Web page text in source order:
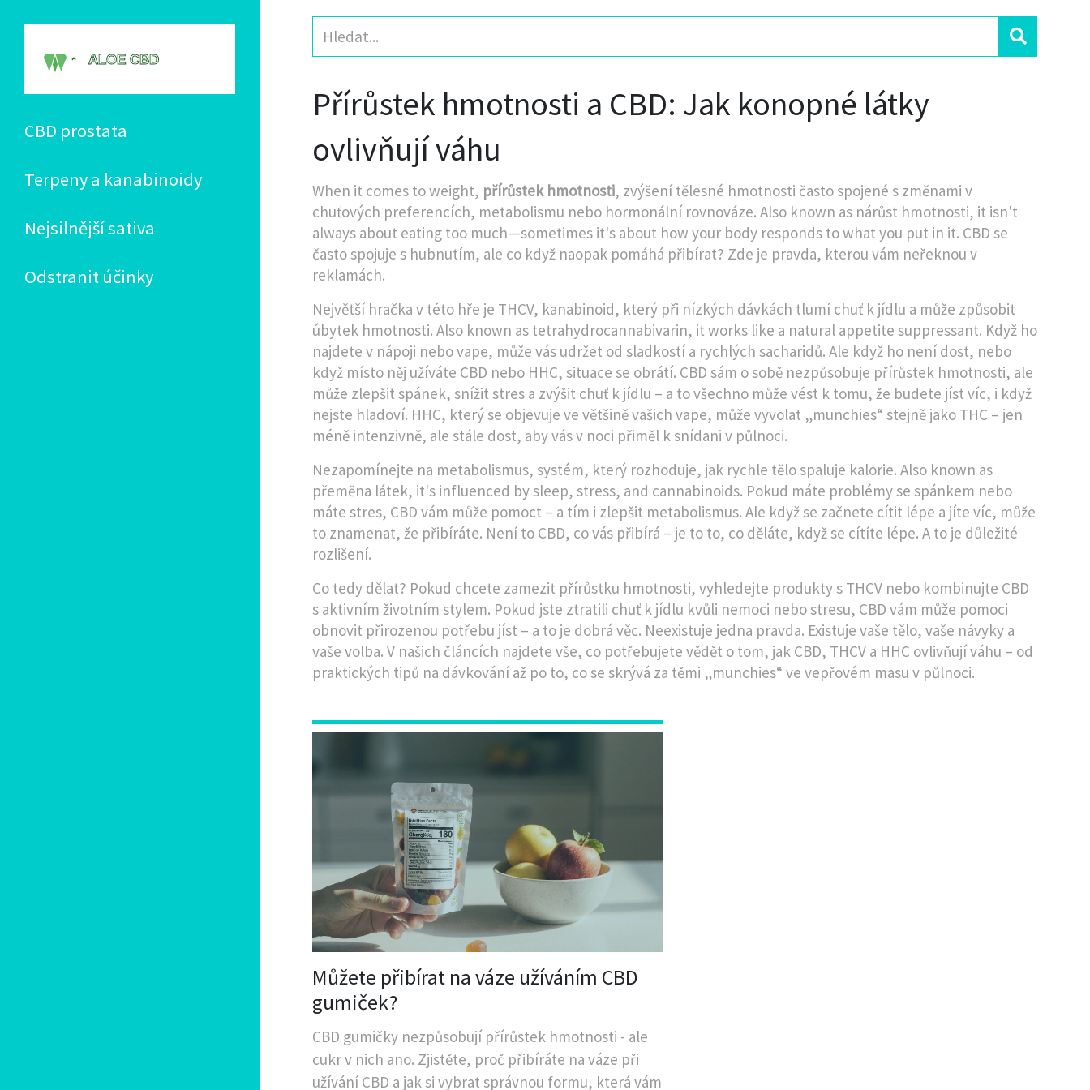
CBD prostata
Terpeny a kanabinoidy
Nejsilnější sativa
Odstranit účinky
Přírůstek hmotnosti a CBD: Jak konopné látky
ovlivňují váhu
When it comes to weight, přírůstek hmotnosti, zvýšení tělesné hmotnosti často spojené s změnami v
chuťových preferencích, metabolismu nebo hormonální rovnováze. Also known as nárůst hmotnosti, it isn't
always about eating too much—sometimes it's about how your body responds to what you put in it. CBD se
často spojuje s hubnutím, ale co když naopak pomáhá přibírat? Zde je pravda, kterou vám neřeknou v
reklamách.
Největší hračka v této hře je THCV, kanabinoid, který při nízkých dávkách tlumí chuť k jídlu a může způsobit
úbytek hmotnosti. Also known as tetrahydrocannabivarin, it works like a natural appetite suppressant. Když ho
najdete v nápoji nebo vape, může vás udržet od sladkostí a rychlých sacharidů. Ale když ho není dost, nebo
když místo něj užíváte CBD nebo HHC, situace se obrátí. CBD sám o sobě nezpůsobuje přírůstek hmotnosti, ale
může zlepšit spánek, snížit stres a zvýšit chuť k jídlu – a to všechno může vést k tomu, že budete jíst víc, i když
nejste hladoví. HHC, který se objevuje ve většině vašich vape, může vyvolat „munchies“ stejně jako THC – jen
méně intenzivně, ale stále dost, aby vás v noci přiměl k snídani v půlnoci.
Nezapomínejte na metabolismus, systém, který rozhoduje, jak rychle tělo spaluje kalorie. Also known as
přeměna látek, it's influenced by sleep, stress, and cannabinoids. Pokud máte problémy se spánkem nebo
máte stres, CBD vám může pomoct – a tím i zlepšit metabolismus. Ale když se začnete cítit lépe a jíte víc, může
to znamenat, že přibíráte. Není to CBD, co vás přibírá – je to to, co děláte, když se cítíte lépe. A to je důležité
rozlišení.
Co tedy dělat? Pokud chcete zamezit přírůstku hmotnosti, vyhledejte produkty s THCV nebo kombinujte CBD
s aktivním životním stylem. Pokud jste ztratili chuť k jídlu kvůli nemoci nebo stresu, CBD vám může pomoci
obnovit přirozenou potřebu jíst – a to je dobrá věc. Neexistuje jedna pravda. Existuje vaše tělo, vaše návyky a
vaše volba. V našich článcích najdete vše, co potřebujete vědět o tom, jak CBD, THCV a HHC ovlivňují váhu – od
praktických tipů na dávkování až po to, co se skrývá za těmi „munchies“ ve vepřovém masu v půlnoci.
Můžete přibírat na váze užíváním CBD
gumiček?
CBD gumičky nezpůsobují přírůstek hmotnosti - ale
cukr v nich ano. Zjistěte, proč přibíráte na váze při
užívání CBD a jak si vybrat správnou formu, která vám